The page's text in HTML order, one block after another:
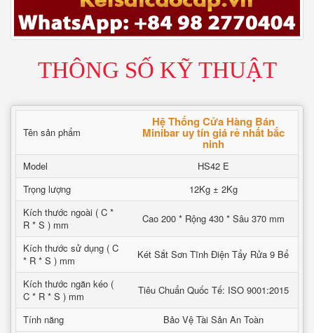
THÔNG SỐ KỸ THUẬT
Tên sản phẩm
Hệ Thống Cửa Hàng Bán
Minibar uy tín giá rẻ nhất bắc
ninh
Model
HS42 E
Trọng lượng
12Kg ± 2Kg
Kích thước ngoài ( C *
R * S ) mm
Cao 200 * Rộng 430 * Sâu 370 mm
Kích thước sử dụng ( C
* R * S ) mm
Két Sắt Sơn Tĩnh Điện Tẩy Rửa 9 Bể
Kích thước ngăn kéo (
C * R * S ) mm
Tiêu Chuẩn Quốc Tế: ISO 9001:2015
Tính năng
Bảo Vệ Tài Sản An Toàn